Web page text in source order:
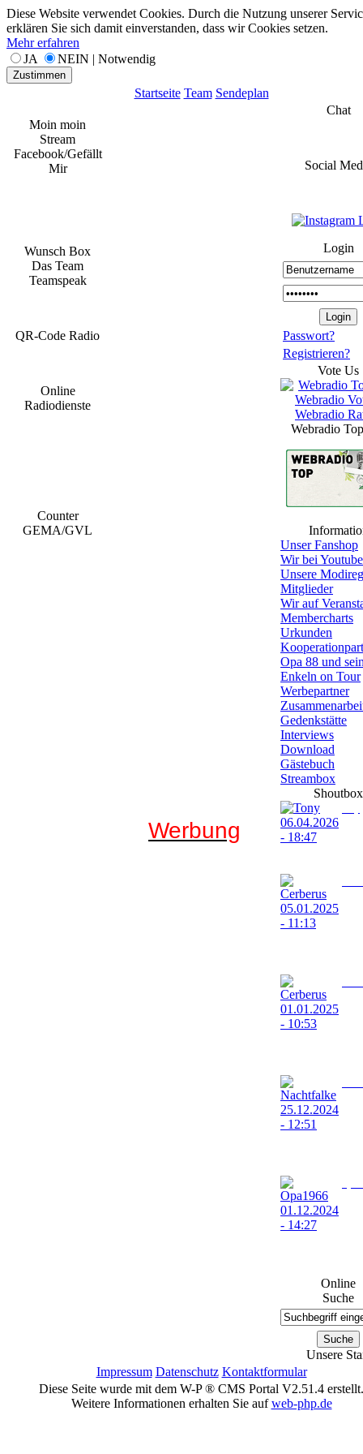
Diese Website verwendet Cookies. Durch die Nutzung unserer
erklären Sie sich damit einverstanden, dass wir Cookies setzen.
Mehr erfahren
JA
NEIN | Notwendig
Zustimmen
Startseite Team Sendeplan
Moin moin
Stream
Facebook/Gefällt
Mir
Wunsch Box
Das Team
Teamspeak
QR-Code Radio
Online
Radiodienste
Counter
GEMA/GVL
Werbung
Chat
Social
Login
Passwort?
Registrieren?
Vote Us
Webradio
Unser Fanshop
Wir bei Youtube
Unsere
Mitglieder
Wir auf
Membercharts
Urkunden
Opa 88 und
Enkeln on Tour
Werbepartner
Gedenkstätte
Interviews
Download
Gästebuch
Streambox
Shoutbox
Online
Suche
Unsere
Impressum Datenschutz Kontaktformular
Diese Seite wurde mit dem W-P ® CMS Portal V2.51.4 erstellt.
Weitere Informationen erhalten Sie aufweb-php.de